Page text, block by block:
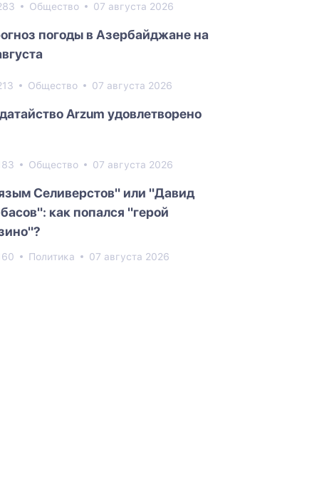
Общество 07 августа 2026
погоды в Азербайджане на
Общество 07 августа 2026
Arzum удовлетворено
Общество 07 августа 2026
Селиверстов" или "Давид
как попался "герой
Политика 07 августа 2026